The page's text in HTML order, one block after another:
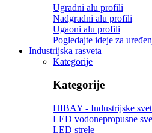
Ugradni alu profili
Nadgradni alu profili
Ugaoni alu profili
Pogledajte ideje za
Industrijska rasveta
Kategorije
Kategorije
HIBAY - Industrijske
LED vodonepropusne
LED strele